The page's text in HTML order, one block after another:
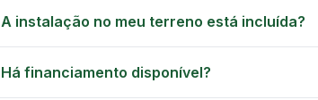
A instalação no meu terreno está incluída?
Há financiamento disponível?